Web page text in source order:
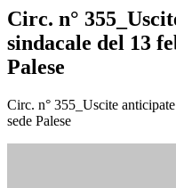
Circ. n°
sindacale del 13
Palese
Circ. n° 355_Uscite
sede Palese